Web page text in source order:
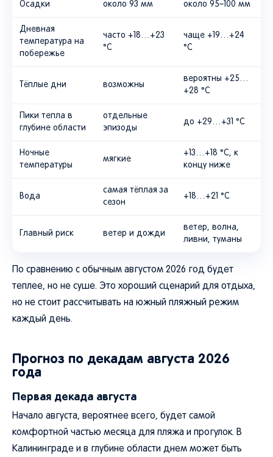
Осадки около 93 мм около 95–100 мм
Дневная
температура на
побережье
часто +18…+23
°C
чаще +19…+24
°C
Тёплые дни возможны
вероятны +25…
+28 °C
Пики тепла в
глубине области
отдельные
эпизоды
до +29…+31 °C
Ночные
температуры
мягкие
+13…+18 °C, к
концу ниже
Вода
самая тёплая за
сезон
+18…+21 °C
Главный риск ветер и дожди
ветер, волна,
ливни, туманы
По сравнению с обычным августом 2026 год будет
теплее, но не суше. Это хороший сценарий для отдыха,
но не стоит рассчитывать на южный пляжный режим
каждый день.
Прогноз по декадам августа 2026
года
Первая декада августа
Начало августа, вероятнее всего, будет самой
комфортной частью месяца для пляжа и прогулок. В
Калининграде и в глубине области днем может быть